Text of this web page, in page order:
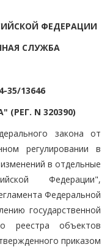
ФЕДЕРАЦИИ
СЛУЖБА
35/13646
N 320390)
закона от
регулировании в
в отдельные
Федерации",
Федеральной
государственной
реестра объектов
приказом